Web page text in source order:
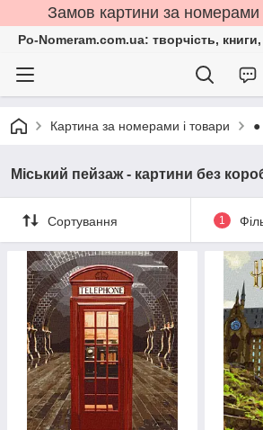
Замов картини за номерами
Po-Nomeram.com.ua: творчість, книги,
Картина за номерами і товари ●
Міський пейзаж - картини без
Сортування 1